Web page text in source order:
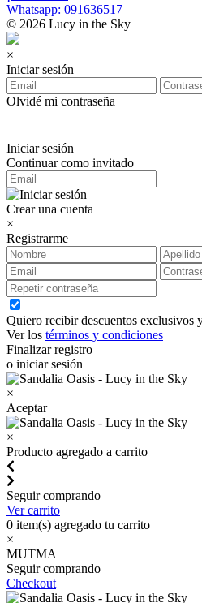
Whatsapp: 091636517
© 2026 Lucy in the Sky
×
Iniciar sesión
Olvidé mi contraseña
Iniciar sesión
Continuar como invitado
Crear una cuenta
×
Registrarme
Quiero recibir descuentos exclusivos
Ver los términos y condiciones
Finalizar registro
o iniciar sesión
×
Aceptar
×
Producto agregado a carrito
Seguir comprando
Ver carrito
0 item(s) agregado tu carrito
×
MUTMA
Seguir comprando
Checkout